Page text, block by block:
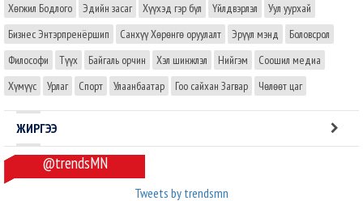
Хөгжил Бодлого
Эдийн засаг Хүүхэд гэр бүл Үйлдвэрлэл
Уул уурхай
Бизнес Энтэрпренёршип
Санхүү Хөрөнгө оруулалт Эрүүл мэнд
Боловсрол
Философи
Түүх Байгаль орчин Хэл шинжлэл Нийгэм
Соошил медиа
Хүмүүс
Урлаг Спорт Улаанбаатар Гоо сайхан Загвар Чөлөөт цаг
ЖИРГЭЭ
@trendsMN
Tweets by trendsmn